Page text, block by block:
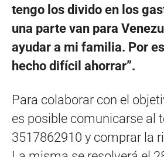
tengo los divido en los
una parte van para
ayudar a mi familia. Por
hecho difícil ahorrar”.
Para colaborar con el
es posible comunicarse al
3517862910 y comprar la